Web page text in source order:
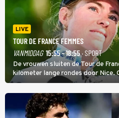
LIVE
TOUR DE FRANCE FEMMES
VANMIDDAG 15:55 - 18:55· SPORT
De vrouwen sluiten de Tour de
kilometer lange rondes door Nice.
zware Col d'Èze. Aan de finish op
de eindwinnaar de laatste gele trui.